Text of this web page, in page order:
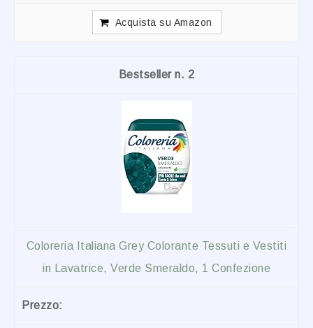
Acquista su Amazon
2
Coloreria Italiana Grey Colorante Tessuti e Vestiti
in Lavatrice, Verde Smeraldo, 1 Confezione